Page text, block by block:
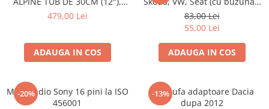
1000W
479,00 Lei
ADAUGA IN COS
40.145
83,00 Lei
55,00 Lei
ADAUGA IN COS
-20%
Mufa radio Sony 16 pini la ISO
456001
-13%
Set mufa adaptoare Dacia
dupa 2012